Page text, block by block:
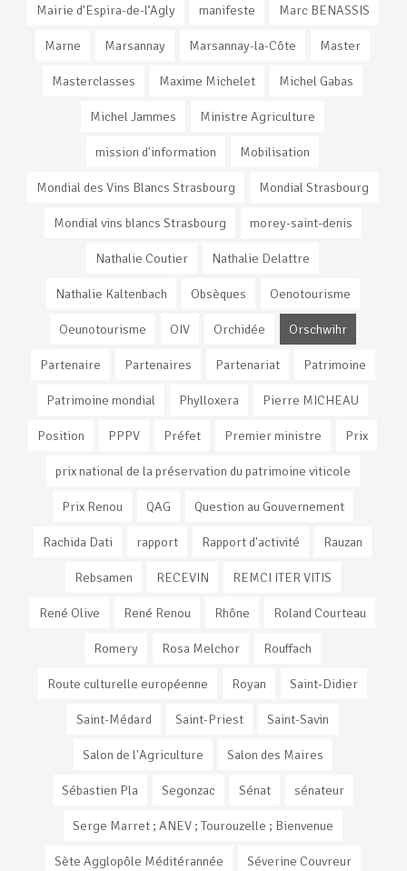
Mairie d'Espira-de-l’Agly manifeste Marc BENASSIS
Marne Marsannay Marsannay-la-Côte Master
Masterclasses Maxime Michelet Michel Gabas
Michel Jammes Ministre Agriculture
mission d'information Mobilisation
Mondial des Vins Blancs Strasbourg Mondial Strasbourg
Mondial vins blancs Strasbourg morey-saint-denis
Nathalie Coutier Nathalie Delattre
Nathalie Kaltenbach Obsèques Oenotourisme
Oeunotourisme OIV Orchidée Orschwihr
Partenaire Partenaires Partenariat Patrimoine
Patrimoine mondial Phylloxera Pierre MICHEAU
Position PPPV Préfet Premier ministre Prix
prix national de la préservation du patrimoine viticole
Prix Renou QAG Question au Gouvernement
Rachida Dati rapport Rapport d'activité Rauzan
Rebsamen RECEVIN REMCI ITER VITIS
René Olive René Renou Rhône Roland Courteau
Romery Rosa Melchor Rouffach
Route culturelle européenne Royan Saint-Didier
Saint-Médard Saint-Priest Saint-Savin
Salon de l'Agriculture Salon des Maires
Sébastien Pla Segonzac Sénat sénateur
Serge Marret ; ANEV ; Tourouzelle ; Bienvenue
Sète Agglopôle Méditérannée Séverine Couvreur